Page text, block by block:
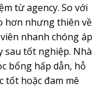
từ agency. So với
hơn nhưng thiên về
nhanh chóng áp
sau tốt nghiệp. Nhà
bổng hấp dẫn, hỗ
tốt hoặc đam mê